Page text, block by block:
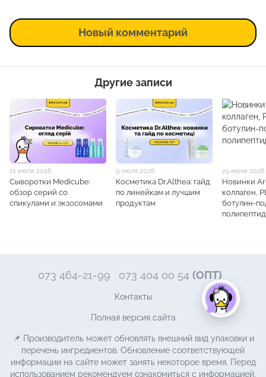
Новый комментарий
Другие записи
21 июля 2026
Сыворотки Medicube:
обзор серий со
спикулами и экзосомами
9 июля 2026
Косметика Dr.Althea: гайд
по линейкам и лучшим
продуктам
29 июня 2026
Новинки
коллаген,
ботулин-
073 464-21-99 073 404 00 54 (ОПТ)
Контакты
Полная версия сайта
📌 Производитель может обновлять внешний вид упаковки и
перечень ингредиентов. Обновление соответствующей
информации на сайте может занять некоторое время. Перед
использованием рекомендуем ознакомиться с информацией,